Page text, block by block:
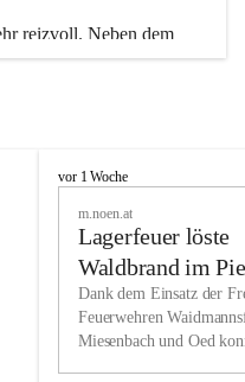
reizvoll. Neben dem
gelegenen Unterberg
die zum Schifahren oder
in Miesenbach sowie
und urigen
und liebenswerten Ort.
groß geschrieben
M
h
vor 1 Woche
m.noen.at
Lagerfeuer löste
Waldbrand im
aus
Dank dem Einsatz der
Feuerwehren
Miesenbach und Oed